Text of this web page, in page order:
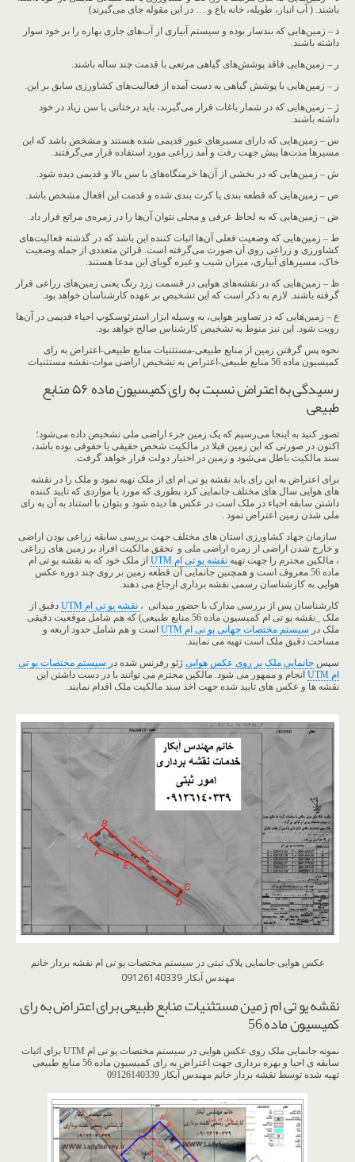
باشند. ( آب انبار، طویله، خانه باغ و … در این مقوله جای می‌گیرند)
ذ – زمین‌هایی که بندسار بوده و سیستم آبیاری از آب‌های جاری بهاره را بر خود سوار
داشته باشند.
ر – زمین‌هایی فاقد پوشش‌های گیاهی مرتعی با قدمت چند ساله باشند.
ز – زمین‌هایی با پوشش گیاهی به دست آمده از فعالیت‌های کشاورزی سابق بر این.
ژ – زمین‌هایی که در شمار باغات قرار می‌گیرند، باید درختانی با سن زیاد در خود
داشته باشند.
س – زمین‌هایی که دارای مسیرهای عبور قدیمی شده هستند و مشخص باشد که این
مسیرها مدت‌ها پیش جهت رفت و آمد زراعی مورد استفاده قرار می‌گرفتند.
ش – زمین‌هایی که در بخشی از آن‌ها خرمنگاه‌های با سن بالا و قدیمی دیده شود.
ص – زمین‌هایی که قطعه بندی یا کرت بندی شده و قدمت این افعال مشخص باشد.
ض – زمین‌هایی که به لحاظ عرفی و محلی نتوان آن‌ها را در زمره‌ی مراتع قرار داد.
ط – زمین‌هایی که وضعیت فعلی آن‌ها اثبات کننده این باشد که در گذشته فعالیت‌های
کشاورزی و زراعی روی آن صورت می‌گرفته است. قرائن متعددی از جمله وضعیت
خاک، مسیرهای آبیاری، میزان شیب و غیره گویای این مدعا هستند.
ظ – زمین‌هایی که در نقشه‌های هوایی در قسمت زرد رنگ یعنی زمین‌های زراعی قرار
گرفته باشند. لازم به ذکر است که این تشخیص بر عهده کارشناسان خواهد بود.
ع – زمین‌هایی که در تصاویر هوایی، به وسیله ابزار استرئوسکوپ احیاء قدیمی در آن‌ها
رویت شود. این نیز منوط به تشخیص کارشناس صالح خواهد بود.
نحوه پس گرفتن زمین از منابع طبیعی-مستثنیات منابع طبیعی-اعتراض به رای
کمیسیون ماده 56 منابع طبیعی-اعتراض به تشخیص اراضی موات-نقشه مستثنیات
رسیدگی به اعتراض نسبت به رای کمیسیون ماده ۵۶ منابع
طبیعی
تصور کنید به اینجا می‌رسیم که یک زمین جزء اراضی ملی تشخیص داده می‌شود؛
اکنون در صورتی که این زمین قبلا در مالکیت شخص حقیقی یا حقوقی بوده باشد،
سند مالکیت باطل می‌شود و زمین در اختیار دولت قرار خواهد گرفت.
برای اعتراض به این رای باید نقشه یو تی ام ای از ملک تهیه نمود و ملک را در نقشه
های هوایی سال های مختلف جانمایی کرد بطوری که مورد یا مواردی که تایید کننده
داشتن سابقه احیاء در ملک است در عکس ها دیده شود و بتوان با استناد به آن به رای
ملی شدن زمین اعتراض نمود .
سازمان جهاد کشاورزی استان های مختلف جهت بررسی سابقه زراعی بودن اراضی
و خارج شدن اراضی از زمره اراضی ملی و تحقق مالکیت افراد بر زمین های زراعی
، مالکین محترم را جهت تهیه نقشه یو تی ام UTM
از ملک خود که به نقشه یو تی ام
ماده 56 معروف است و همچنین جانمایی آن قطعه زمین بر روی چند دوره عکس
هوایی به کارشناسان رسمی نقشه برداری ارجاع می دهند.
کارشناسان پس از بررسی مدارک با حضور میدانی ، نقشه یو تی ام UTM
دقیق از
ملک _نقشه یو تی ام کمیسیون ماده 56 منابع طبیعی) که هم شامل موقعیت دقیقی
ملک در سیستم مختصات جهانی یو تی ام UTM
است و هم شامل حدود اربعه و
مساحت دقیق ملک است تهیه می نمایند.
سپس جانمایی ملک بر روی عکس هوایی ژئو رفرنس شده در سیستم مختصات یو تی
ام UTM
انجام و ممهور می شود. مالکین محترم می توانند با در دست داشتن این
نقشه ها و عکس های تایید شده جهت اخذ سند مالکیت ملک اقدام نمایند.
عکس هوایی جانمایی پلاک ثبتی در سیستم مختصات یو تی ام نقشه بردار خانم
مهندس آبکار 09126140339
نقشه یو تی ام زمین مستثنیات منابع طبیعی برای اعتراض به رای
کمیسیون ماده 56
نمونه جانمایی ملک روی عکس هوایی در سیستم مختصات یو تی ام UTM برای اثبات
سابقه ی احیا و بهره برداری جهت اعتراض به رای کمیسیون ماده 56 منابع طبیعی
تهیه شده توسط نقشه بردار خانم مهندس آبکار 09126140339